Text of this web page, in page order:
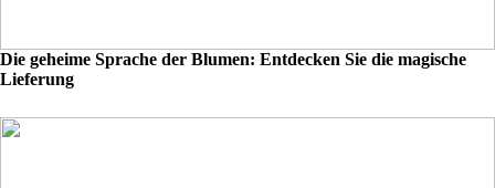
Die geheime Sprache der Blumen: Entdecken Sie die magische
Lieferung